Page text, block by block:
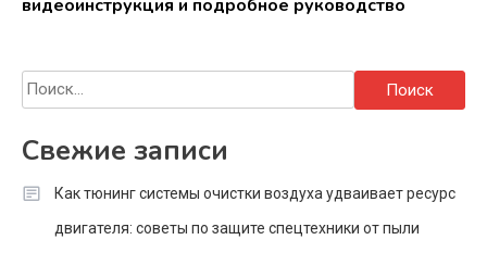
видеоинструкция и подробное руководство
Найти:
Свежие записи
Как тюнинг системы очистки воздуха удваивает ресурс
двигателя: советы по защите спецтехники от пыли